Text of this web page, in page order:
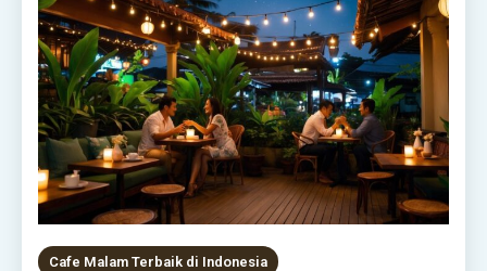
Cafe Malam Terbaik di Indonesia